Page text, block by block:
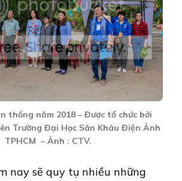
thống năm 2018 – Được tổ chức bởi
Trường Đại Học Sân Khâu Điện Ảnh
TPHCM – Ảnh : CTV.
nay sẽ quy tụ nhiều những